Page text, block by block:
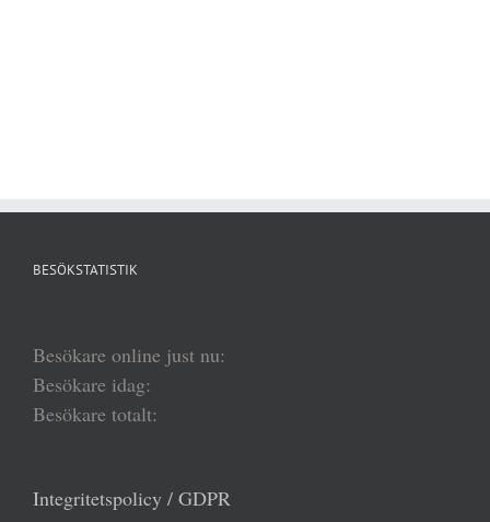
BESÖKSTATISTIK
Besökare online just nu:
Besökare idag:
Besökare totalt:
Integritetspolicy / GDPR